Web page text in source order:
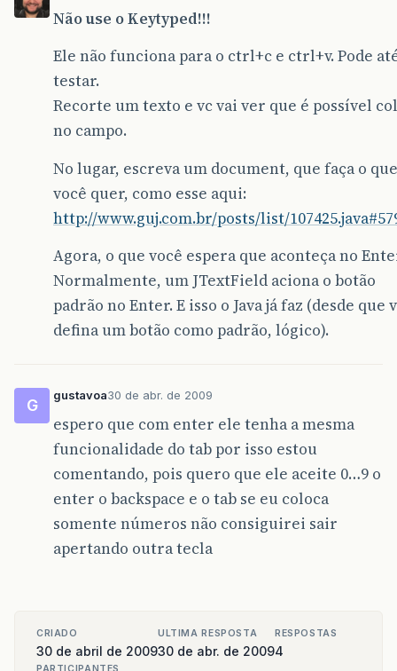
Não use o Keytyped!!!
Ele não funciona para o ctrl+c e ctrl+v. Pode
testar.
Recorte um texto e vc vai ver que é possível
no campo.
No lugar, escreva um document, que faça o que
você quer, como esse aqui:
http://www.guj.com.br/posts/list/
Agora, o que você espera que aconteça no
Normalmente, um JTextField aciona o botão
padrão no Enter. E isso o Java já faz (desde que
defina um botão como padrão, lógico).
G
gustavoa30 de abr. de 2009
espero que com enter ele tenha a mesma
funcionalidade do tab por isso estou
comentando, pois quero que ele aceite 0…9 o
enter o backspace e o tab se eu coloca
somente números não consiguirei sair
apertando outra tecla
CRIADO
30 de abril de 2009
ULTIMA RESPOSTA
30 de abr. de 2009
RESPOSTAS
4